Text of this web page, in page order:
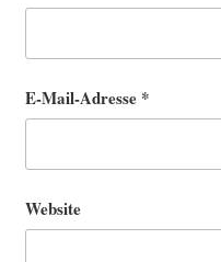
E-Mail-Adresse *
Website